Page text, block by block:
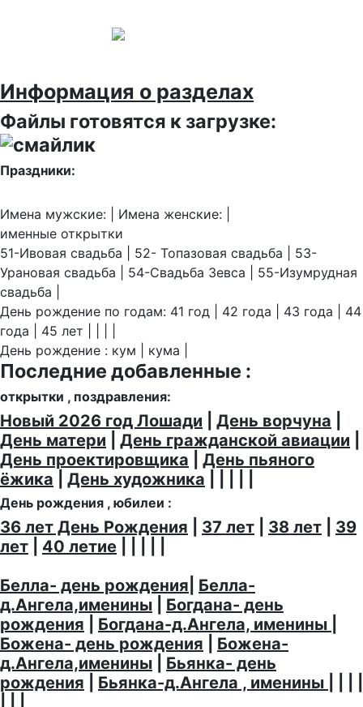
Информация о разделах
Файлы готовятся к загрузке:
Праздники:
Имена мужские: | Имена женские: |
именные открытки
51-Ивовая свадьба | 52- Топазовая свадьба | 53-
Урановая свадьба | 54-Свадьба Зевса | 55-Изумрудная
свадьба |
День рождение по годам: 41 год | 42 года | 43 года | 44
года | 45 лет | | | |
День рождение : кум | кума |
Последние добавленные :
открытки , поздравления:
Новый 2026 год Лошади День ворчуна
День матери
День гражданской авиации
День проектировщика
День пьяного
ёжика
День художника
День рождения , юбилеи :
36 лет День Рождения 37 лет 38 лет
39
лет
40 летие
Белла- день рождения Белла-
д.Ангела,именины
Богдана- день
рождения
Богдана-д.Ангела, именины
Божена- день рождения
Божена-
д.Ангела,именины
Бьянка- день
рождения
Бьянка-д.Ангела , именины